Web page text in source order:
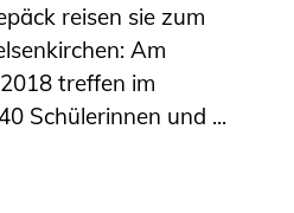
reisen sie zum
Am
treffen im
Schülerinnen und ...